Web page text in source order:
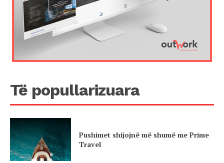
Të popullarizuara
Pushimet shijojnë më shumë me Prime
Travel